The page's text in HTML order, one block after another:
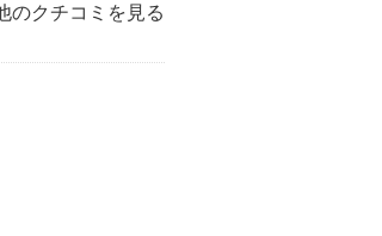
のクチコミを見る